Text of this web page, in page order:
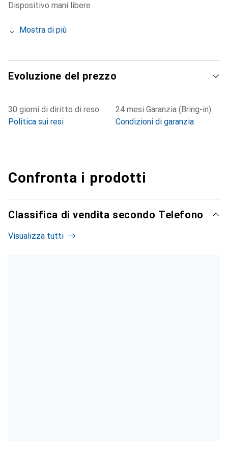
Dispositivo mani libere
Mostra di più
Evoluzione del prezzo
30 giorni di diritto di reso
Politica sui resi
24 mesi Garanzia (Bring-in)
Condizioni di garanzia
Confronta i prodotti
Classifica di vendita secondo Telefono
Visualizza tutti